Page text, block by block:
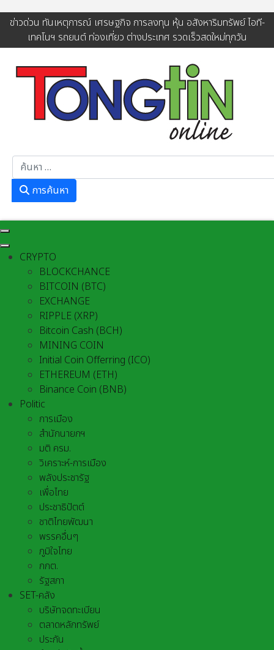
ข่าวด่วน ทันเหตุการณ์ เศรษฐกิจ การลงทุน หุ้น อสังหาริมทรัพย์ ไอที-
เทคโนฯ รถยนต์ ท่องเที่ยว ต่างประเทศ รวดเร็วสดใหม่ทุกวัน
การค้นหา
CRYPTO
BLOCKCHANCE
BITCOIN (BTC)
EXCHANGE
RIPPLE (XRP)
Bitcoin Cash (BCH)
MINING COIN
Initial Coin Offerring (ICO)
ETHEREUM (ETH)
Binance Coin (BNB)
Politic
การเมือง
สำนักนายกฯ
มติ ครม.
วิเคราะห์-การเมือง
พลังประชารัฐ
เพื่อไทย
ประชาธิปัตต์
ชาติไทยพัฒนา
พรรคอื่นๆ
ภูมิใจไทย
กกต.
รัฐสภา
SET-คลัง
บริษัทจดทะเบียน
ตลาดหลักทรัพย์
ประกัน